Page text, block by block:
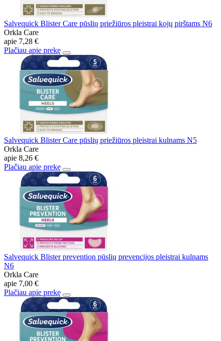
Salvequick Blister Care pūslių priežiūros pleistrai kojų pirštams N6
Orkla Care
apie 7,28 €
Plačiau apie prekę
Salvequick Blister Care pūslių priežiūros pleistrai kulnams N5
Orkla Care
apie 8,26 €
Plačiau apie prekę
Salvequick Blister prevention pūslių prevencijos pleistrai kulnams
N6
Orkla Care
apie 7,00 €
Plačiau apie prekę